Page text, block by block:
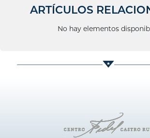
ARTÍCULOS
No hay elementos